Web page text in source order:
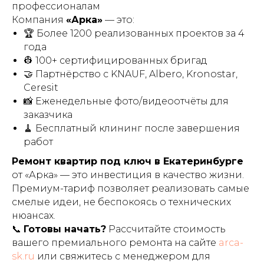
профессионалам
Компания «Арка» — это:
🏆 Более 1200 реализованных проектов за 4
года
👷 100+ сертифицированных бригад
🤝 Партнёрство с KNAUF, Albero, Kronostar,
Ceresit
📸 Еженедельные фото/видеоотчёты для
заказчика
🧹 Бесплатный клининг после завершения
работ
Ремонт квартир под ключ в Екатеринбурге
от «Арка» — это инвестиция в качество жизни.
Премиум-тариф позволяет реализовать самые
смелые идеи, не беспокоясь о технических
нюансах.
📞 Готовы начать? Рассчитайте стоимость
вашего премиального ремонта на сайте arca-
sk.ru или свяжитесь с менеджером для